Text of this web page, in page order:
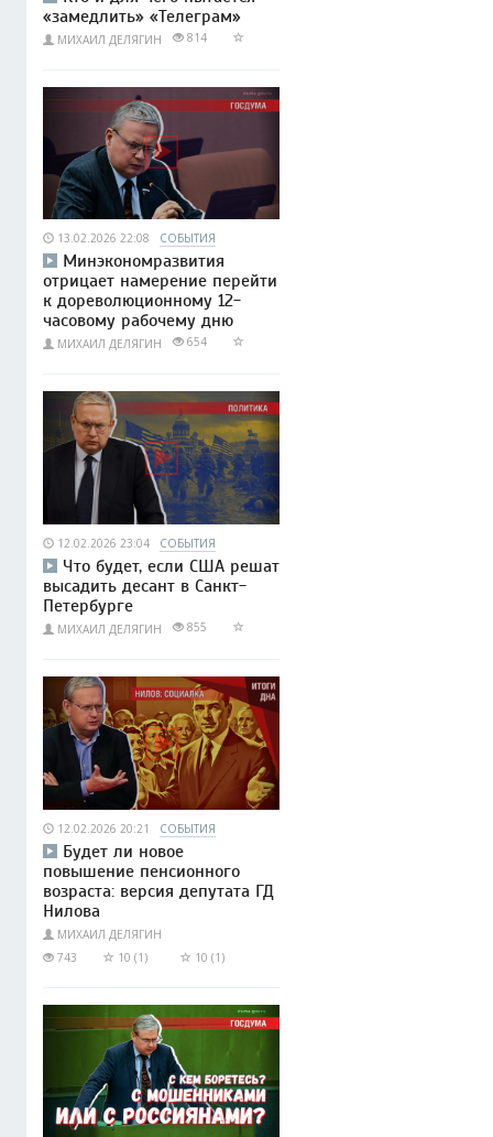
«замедлить» «Телеграм»
МИХАИЛ ДЕЛЯГИН 814
13.02.2026 22:08 СОБЫТИЯ
Минэкономразвития
отрицает намерение перейти
к дореволюционному 12-
часовому рабочему дню
МИХАИЛ ДЕЛЯГИН 654
12.02.2026 23:04 СОБЫТИЯ
Что будет, если США решат
высадить десант в Санкт-
Петербурге
МИХАИЛ ДЕЛЯГИН 855
12.02.2026 20:21 СОБЫТИЯ
Будет ли новое
повышение пенсионного
возраста: версия депутата ГД
Нилова
МИХАИЛ ДЕЛЯГИН
743
10 (1) 10 (1)